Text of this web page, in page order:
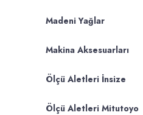
Madeni Yağlar
Makina Aksesuarları
Ölçü Aletleri İnsize
Ölçü Aletleri Mitutoyo